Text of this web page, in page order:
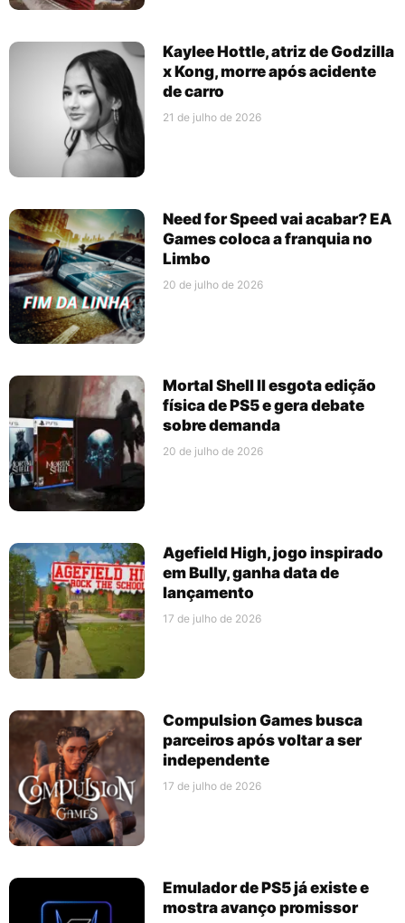
Kaylee Hottle, atriz de Godzilla
x Kong, morre após acidente
de carro
21 de julho de 2026
Need for Speed vai acabar? EA
Games coloca a franquia no
Limbo
20 de julho de 2026
Mortal Shell II esgota edição
física de PS5 e gera debate
sobre demanda
20 de julho de 2026
Agefield High, jogo inspirado
em Bully, ganha data de
lançamento
17 de julho de 2026
Compulsion Games busca
parceiros após voltar a ser
independente
17 de julho de 2026
Emulador de PS5 já existe e
mostra avanço promissor